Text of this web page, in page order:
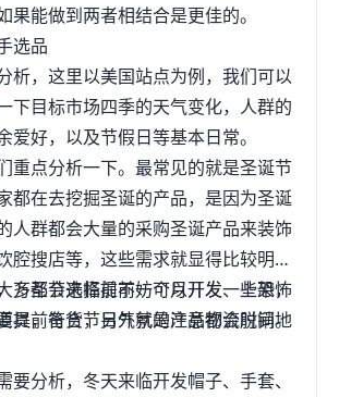
款式，还是价格，像这类实用的产品
是大红海的产品，能成为爆款，但能
就不好说了。如果你是做是服装类，
的工厂优势，投产一些来试错，也是
于已有的生产线来说，这样的试错成
且如果能产量，你的速度也是最高
举例中，我们在选品的时候，要注意
爆款是可遇不可求，但是刚需的产品
用才是稳卖的根本。第二、自身有优
出，很多卖家充其量就是一个“二手中
价，这样体现不出自己的优势，因为
是时差，比别人快，比别人铺更多的
立自己的优势，在选品的时候，最好
果能做到两者相结合是更佳的。
选品
析，这里以美国站点为例，我们可以
下目标市场四季的天气变化，人群的
爱好，以及节假日等基本日常。
重点分析一下。最常见的就是圣诞节
都在去挖掘圣诞的产品，是因为圣诞
人群都会大量的采购圣诞产品来装饰
腔搜店等，这些需求就显得比较明
万圣节来临前不妨可以开发一些恐怖
具，符合节日气氛的产品都会脱销。
多都会选择提前一个月开发、上架，
提前备货，另外就是注意物流时间地
要分析，冬天来临开发帽子、手套、